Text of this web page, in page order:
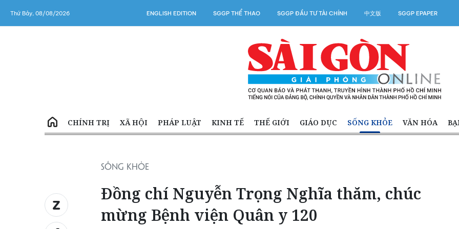
Thứ Bảy, 08/08/2026 ENGLISH EDITION SGGP THỂ THAO SGGP ĐẦU TƯ TÀI CHÍNH 中文版 SGGP EPAPER
CHÍNH TRỊ XÃ HỘI PHÁP LUẬT KINH TẾ THẾ GIỚI GIÁO DỤC SỐNG KHỎE VĂN HÓA
SỐNG KHỎE
Đồng chí Nguyễn Trọng Nghĩa thăm, chúc
mừng Bệnh viện Quân y 120